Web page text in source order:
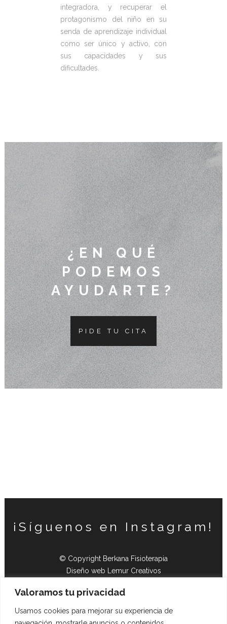
Valoramos tu privacidad
Usamos cookies para mejorar su experiencia de
integradora, y recuperar el
protagonismo del niño en su
senda de aprendizaje individual
como ser único y activo, con
sus capacidades y sus
dificultades.
¿EN QUÉ
PODEMOS
AYUDARTE?
PIDE TU CITA
¡Síguenos en Instagram!
© Copyright Berkana Fisioterapia
Diseño web Lemur Creativos
Política de cancelación
Política de privacidad
Política de cookies